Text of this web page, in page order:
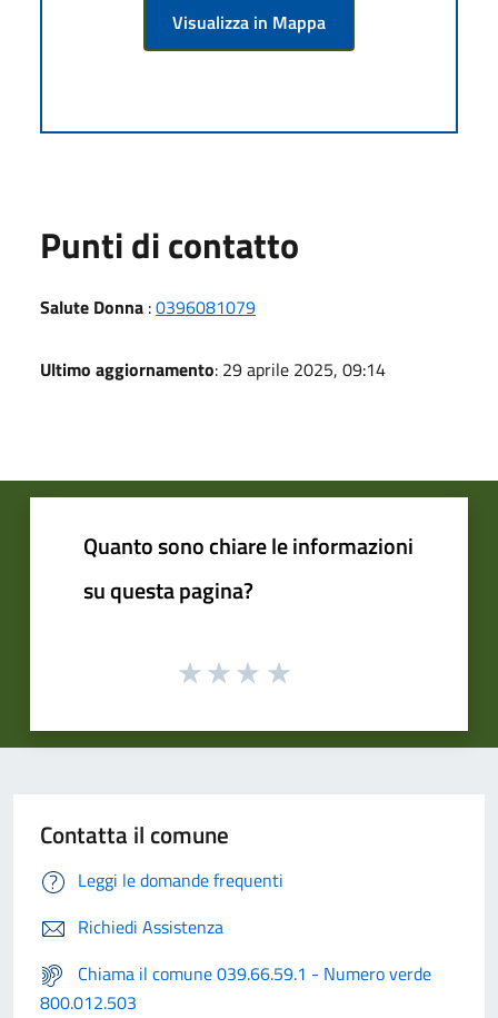
Visualizza in Mappa
Punti di contatto
Salute Donna :0396081079
Ultimo aggiornamento: 29 aprile 2025, 09:14
Quanto sono chiare le informazioni
su questa pagina?
Contatta il comune
Leggi le domande frequenti
Richiedi Assistenza
Chiama il comune 039.66.59.1 - Numero verde
800.012.503